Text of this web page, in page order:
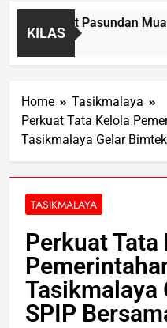
KILAS
Atlet Pasundan
Home
Tasikmalaya
Perkuat Tata Kelola
Tasikmalaya Gelar
TASIKMALAYA
Perkuat Tata
Tasikmalaya
SPIP